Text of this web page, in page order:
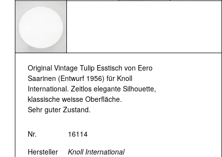
Original Vintage Tulip Esstisch von Eero
Saarinen (Entwurf 1956) für Knoll
International. Zeitlos elegante Silhouette,
klassische weisse Oberfläche.
Sehr guter Zustand.
Nr.
16114
Hersteller
Knoll International